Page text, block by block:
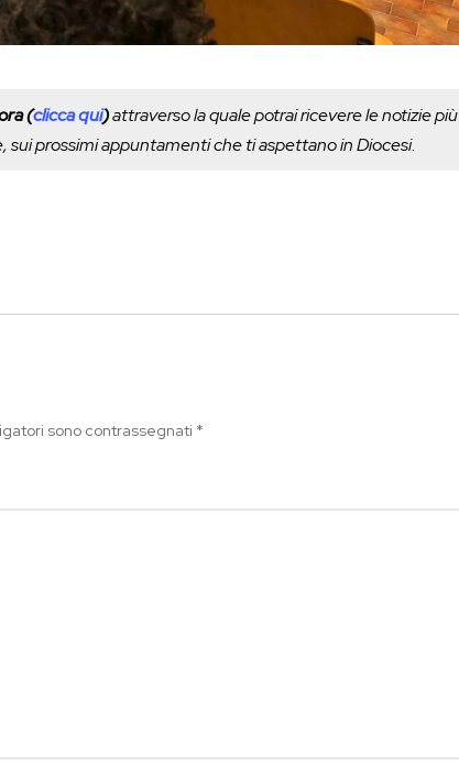
(clicca qui)attraverso la quale potrai ricevere le notizie più
prossimi appuntamenti che ti aspettano in Diocesi.
sono contrassegnati *